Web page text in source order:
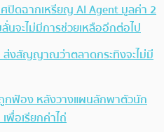
ปิดฉากเหรียญ AI Agent มูลค่า 2
จะไม่มีการช่วยเหลืออีกต่อไป
งสัญญาณว่าตลาดกระทิงจะไม่มี
กฟ้อง หลังวางแผนลักพาตัวนัก
พื่อเรียกค่าไถ่